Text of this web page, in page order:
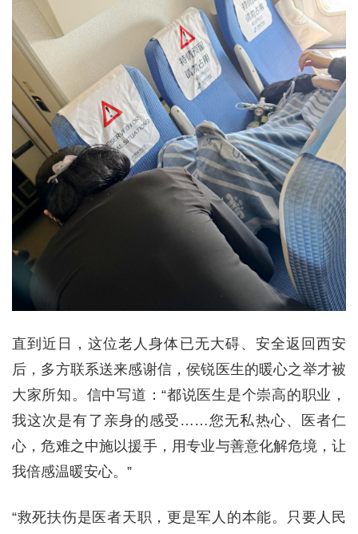
直到近日，这位老人身体已无大碍、安全返回西安
后，多方联系送来感谢信，侯锐医生的暖心之举才被
大家所知。信中写道：“都说医生是个崇高的职业，
我这次是有了亲身的感受……您无私热心、医者仁
心，危难之中施以援手，用专业与善意化解危境，让
我倍感温暖安心。”
“救死扶伤是医者天职，更是军人的本能。只要人民